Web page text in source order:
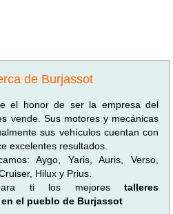
de Burjassot
el honor de ser la empresa del
vende. Sus motores y mecánicas
sus vehículos cuentan con
excelentes resultados.
Aygo, Yaris, Auris, Verso,
Hilux y Prius.
para ti los mejores talleres
el pueblo de Burjassot